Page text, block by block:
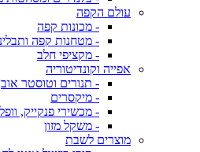
עולם הקפה
- מכונות קפה
- מטחנות קפה
- מקציפי חלב
אפייה וקונדיטוריה
- תנורים וטוסטר
- מיקסרים
- מכשירי פנקייק,
- משקל מזון
מוצרים לשבת